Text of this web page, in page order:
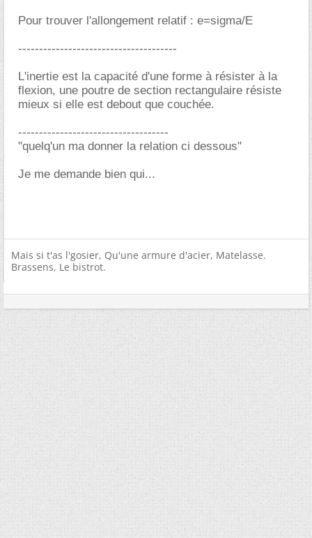
Pour trouver l'allongement relatif : e=sigma/E
--------------------------------------
L'inertie est la capacité d'une forme à résister à la
flexion, une poutre de section rectangulaire résiste
mieux si elle est debout que couchée.
------------------------------------
"quelq'un ma donner la relation ci dessous"
Je me demande bien qui...
Mais si t'as l'gosier, Qu'une armure d'acier, Matelasse.
Brassens, Le bistrot.